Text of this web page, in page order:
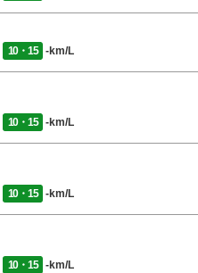
10・15 -km/L
10・15 -km/L
10・15 -km/L
10・15 -km/L